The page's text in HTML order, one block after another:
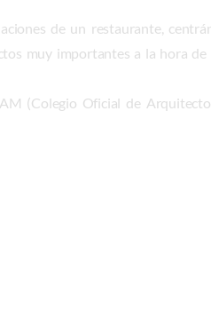
de un restaurante,
muy importantes a la hora
(Colegio Oficial de